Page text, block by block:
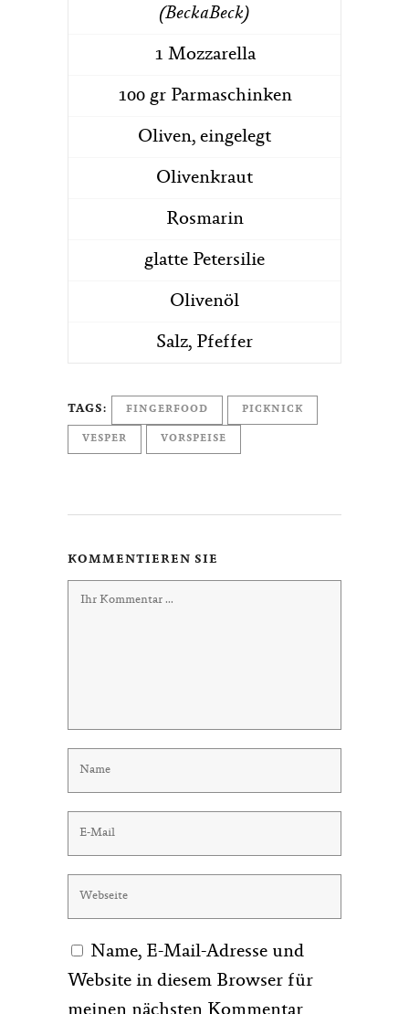
(BeckaBeck)
1 Mozzarella
100 gr Parmaschinken
Oliven, eingelegt
Olivenkraut
Rosmarin
glatte Petersilie
Olivenöl
Salz, Pfeffer
TAGS: FINGERFOOD PICKNICK
VESPER VORSPEISE
KOMMENTIEREN SIE
Name, E-Mail-Adresse und
Website in diesem Browser für
meinen nächsten Kommentar